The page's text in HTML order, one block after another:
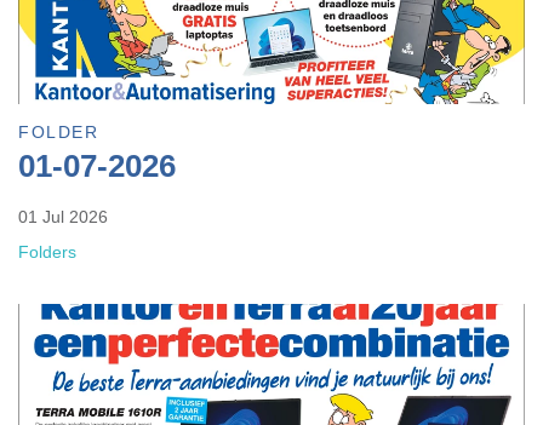
FOLDER
01-07-2026
01 Jul 2026
Folders